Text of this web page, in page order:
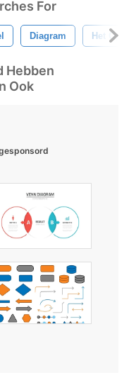
For
Diagram Het
Hebben
Ook